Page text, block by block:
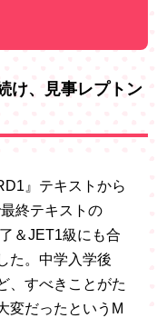
け、見事レプトン
』テキストから
終テキストの
＆JET1級にも合
た。中学入学後
、すべきことがた
変だったというM